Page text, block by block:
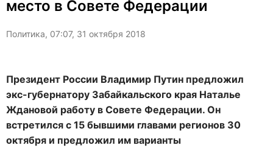
место в Совете Федерации
Политика, 07:07, 31 октября 2018
Президент России Владимир Путин предложил
экс-губернатору Забайкальского края Наталье
Ждановой работу в Совете Федерации. Он
встретился с 15 бывшими главами регионов 30
октября и предложил им варианты